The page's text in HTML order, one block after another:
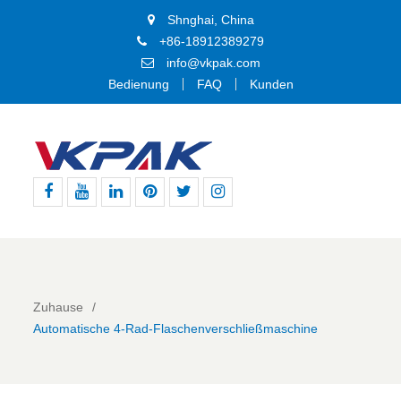
Shnghai, China
+86-18912389279
info@vkpak.com
Bedienung
FAQ Kunden
Zuhause
Automatische 4-Rad-Flaschenverschließmaschine